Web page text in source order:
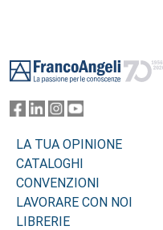
LA TUA OPINIONE
CATALOGHI
CONVENZIONI
LAVORARE CON NOI
LIBRERIE